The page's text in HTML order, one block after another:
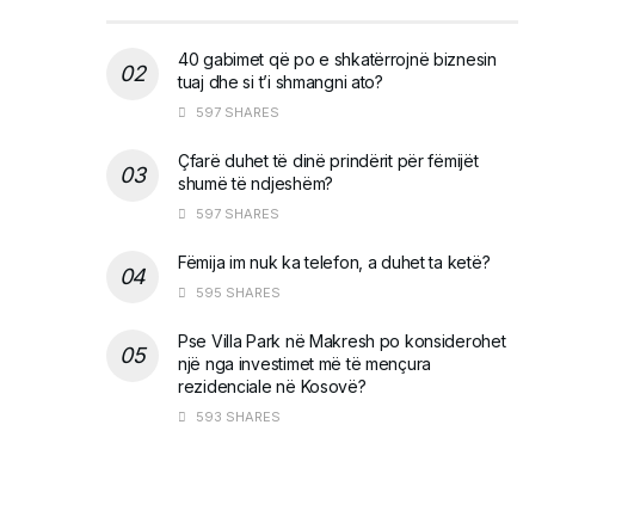
40 gabimet që po e shkatërrojnë biznesin
tuaj dhe si t’i shmangni ato?
597 SHARES
Çfarë duhet të dinë prindërit për fëmijët
shumë të ndjeshëm?
597 SHARES
Fëmija im nuk ka telefon, a duhet ta ketë?
595 SHARES
Pse Villa Park në Makresh po konsiderohet
një nga investimet më të mençura
rezidenciale në Kosovë?
593 SHARES